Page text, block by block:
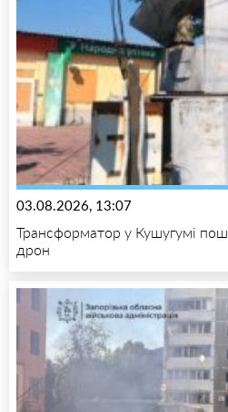
03.08.2026, 13:07
Трансформатор у Кушугумі
дрон